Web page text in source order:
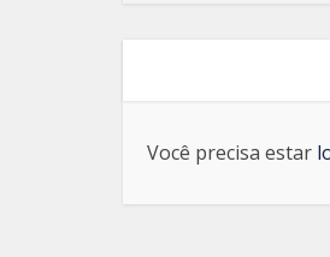
Você precisa estar